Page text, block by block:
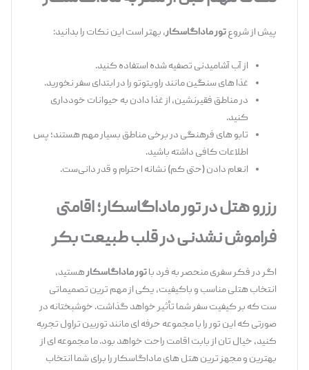
پیش از شروعتور ماداگاسکار، بهتر است این نکات را بدانید:
از آب آشامیدنی تصفیه ‌شده استفاده کنید.
غذا های سنگین مانند راویتوتو را در ابتدای سفر نخورید.
در مناطق فقیرنشین، از غذا دادن به حیوانات خودداری
تابو های فرهنگی در برخی مناطق بسیار مهم هستند؛ پس
اطلاعات کافی داشته باشید.
انعام دادن (حتی کم) نشانه احترام و قدر دانی‌ست.
رزرو هتل در تور ماداگاسکار؛ اقامتی
فراموش ‌نشدنی در قلب طبیعت بکر
اگر در فکر سفری منحصر به‌ فرد با تور ماداگاسکارهستید،
انتخاب هتلی مناسب و باکیفیت، یکی از مهم ‌ترین تصمیماتی
‌ست که بر کیفیت سفر شما تأثیر خواهد گذاشت. خوشبختانه در
صورتی که این تور را با مجموعه حرفه ‌ای مانند توربین تراول تجربه
کنید، خیال ‌تان از بابت اقامت راحت خواهد بود. ما مجموعه ‌ای از
بهترین و مجهز ترین هتل ‌های ماداگاسکار را برای شما انتخاب